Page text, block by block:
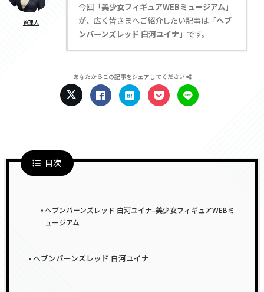
管理人
今回「美少女フィギュアWEBミュージアム」
が、広く皆さまへご紹介したい記事は「ヘブ
ンバーンズレッド 白河ユイナ」です。
あなたからこの記事をシェアしてください
目次
ヘブンバーンズレッド 白河ユイナ–美少女フィギュアWEBミ
ュージアム
ヘブンバーンズレッド 白河ユイナ